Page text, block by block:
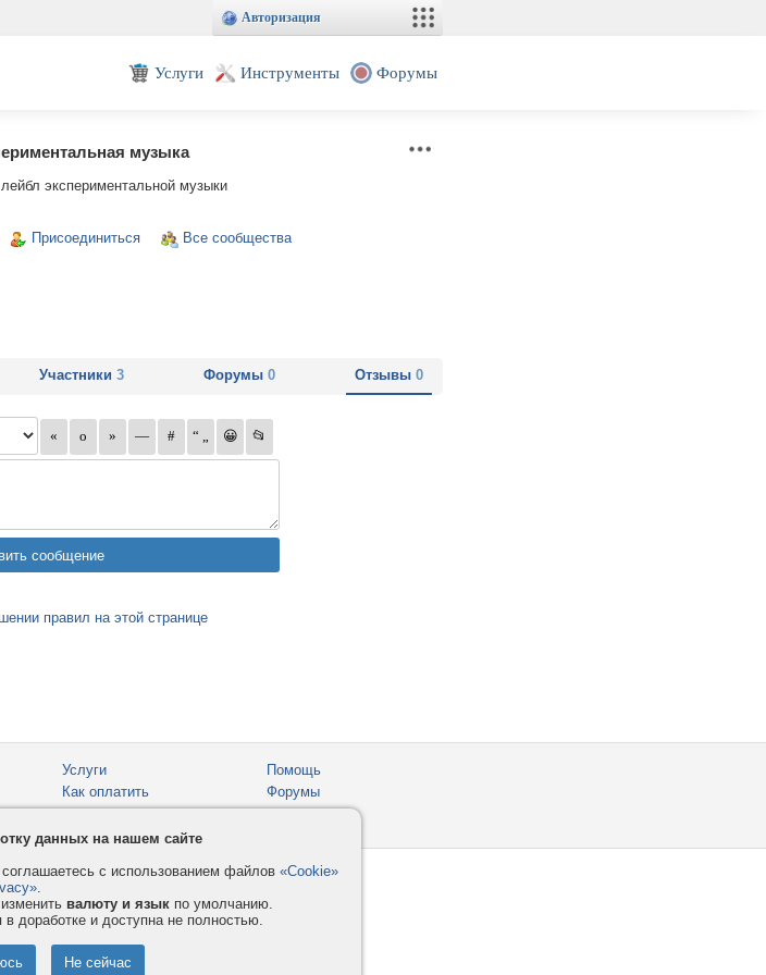
Авторизация
Услуги Инструменты Форумы
музыка
экспериментальной музыки
Присоединиться Все сообщества
Участники 3 Форумы 0 Отзывы 0
правил на этой странице
Услуги
Как оплатить
Помощь
Форумы
данных на нашем сайте
с использованием файлов «Cookie»
.
валюту и язык по умолчанию.
доработке и доступна не полностью.